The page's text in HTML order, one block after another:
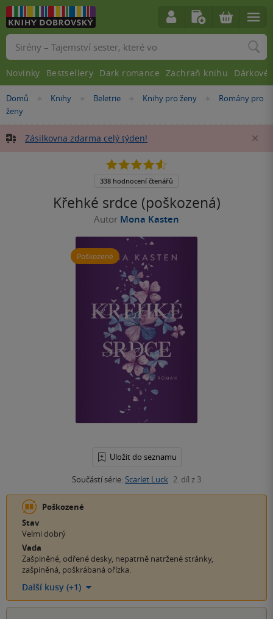
Nacházíte
se
Domů »
Knihy »
Beletrie »
Knihy pro ženy »
Romány pro
ženy
Zásilkovna zdarma celý týden!
Křehké srdce (poškozená)
Autor Mona Kasten
Poškozené
Uložit do seznamu
Součástí série:Scarlet Luck 2. díl z 3
4.6
5
338 hodnocení čtenářů
Poškozené
Stav
Velmi dobrý
Vada
Zašpiněné, odřené desky, nepatrně natržené stránky,
zašpiněná, poškrábaná ořízka.
Další kusy (+1)
Vyhledávání
Novinky Bestsellery Dark romance Zachraň knihu Dárkové